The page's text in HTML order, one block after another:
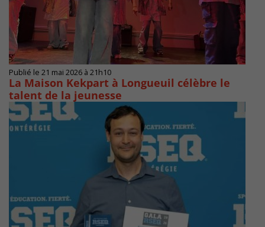
Publié le 21 mai 2026 à 21h10
La Maison Kekpart à Longueuil célèbre le
talent de la jeunesse